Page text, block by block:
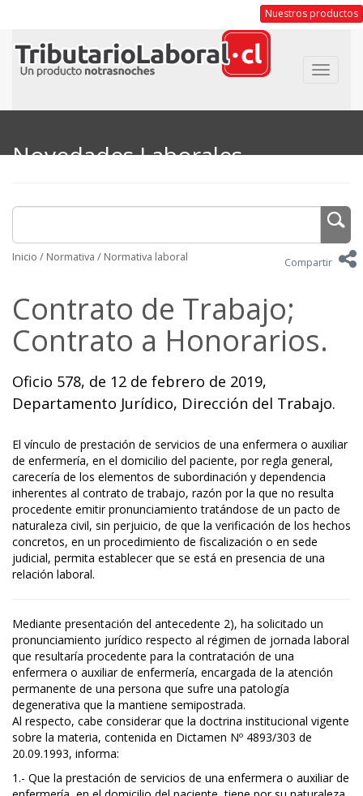
Nuestros productos
Toggle
Novedades Laborales
Inicio / Normativa / Normativa laboral Compartir
Contrato de Trabajo;
Contrato a Honorarios.
Oficio 578, de 12 de febrero de 2019,
Departamento Jurídico, Dirección del Trabajo.
El vínculo de prestación de servicios de una enfermera o auxiliar
de enfermería, en el domicilio del paciente, por regla general,
carecería de los elementos de subordinación y dependencia
inherentes al contrato de trabajo, razón por la que no resulta
procedente emitir pronunciamiento tratándose de un pacto de
naturaleza civil, sin perjuicio, de que la verificación de los hechos
concretos, en un procedimiento de fiscalización o en sede
judicial, permita establecer que se está en presencia de una
relación laboral.
Mediante presentación del antecedente 2), ha solicitado un
pronunciamiento jurídico respecto al régimen de jornada laboral
que resultaría procedente para la contratación de una
enfermera o auxiliar de enfermería, encargada de la atención
permanente de una persona que sufre una patología
degenerativa que la mantiene semipostrada.
Al respecto, cabe considerar que la doctrina institucional vigente
sobre la materia, contenida en Dictamen Nº 4893/303 de
20.09.1993, informa:
1.- Que la prestación de servicios de una enfermera o auxiliar de